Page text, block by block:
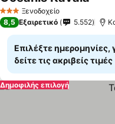
3 ΑστέριαΞενοδοχείο
8,5 Εξαιρετικό 5.552
Επιλέξτε ημερομηνίες,
δείτε τις ακριβείς τιμές
Δημοφιλής επιλογή